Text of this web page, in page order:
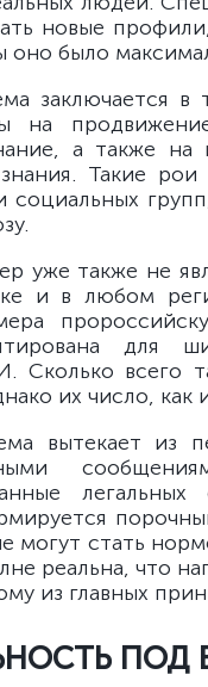
новые
оно было
заключается
на
а также на
Такие
социальных
уже также не
и в любом
для
Сколько всего
их число, как
вытекает из
легальных
могут стать
реальна, что
из главных